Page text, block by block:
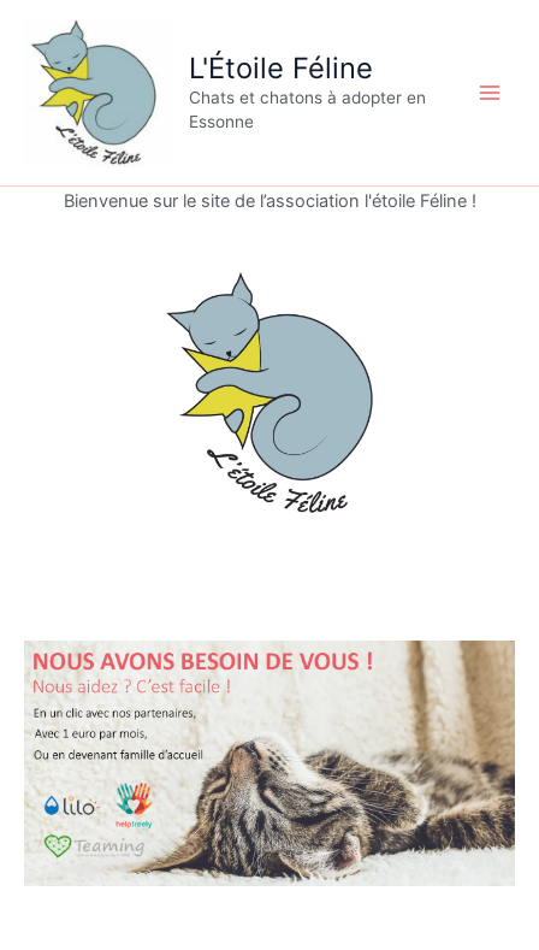
contenu
L'Étoile Féline
Chats et chatons à adopter en
Essonne
Bienvenue sur le site de l’association l'étoile Féline !